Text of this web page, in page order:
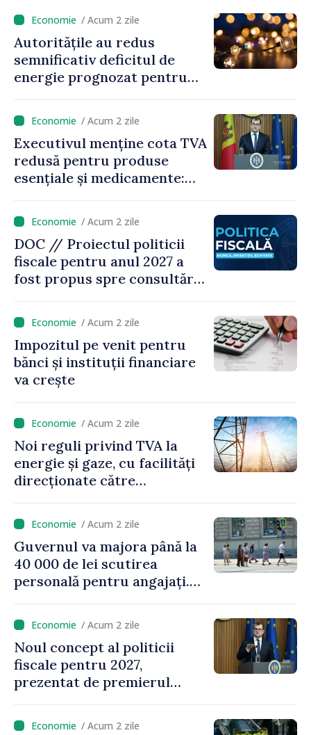
/ Acum 2 zile
Autoritățile au redus
semnificativ deficitul de
energie prognozat pentru
/ Acum 2 zile
Executivul menține cota TVA
redusă pentru produse
esențiale și medicamente:
pe seama consumului de
bază al oamenilor”
/ Acum 2 zile
DOC // Proiectul politicii
fiscale pentru anul 2027 a
fost propus spre consultări
/ Acum 2 zile
Impozitul pe venit pentru
bănci și instituții financiare
va crește
/ Acum 2 zile
Noi reguli privind TVA la
energie și gaze, cu facilități
direcționate către
/ Acum 2 zile
Guvernul va majora până la
40 000 de lei scutirea
personală pentru angajați.
de milioane de lei îi lăsăm
oamenilor”/ Acum 2 zile
Noul concept al politicii
fiscale pentru 2027,
prezentat de premierul
puțin munca, stimulăm
/ Acum 2 zile